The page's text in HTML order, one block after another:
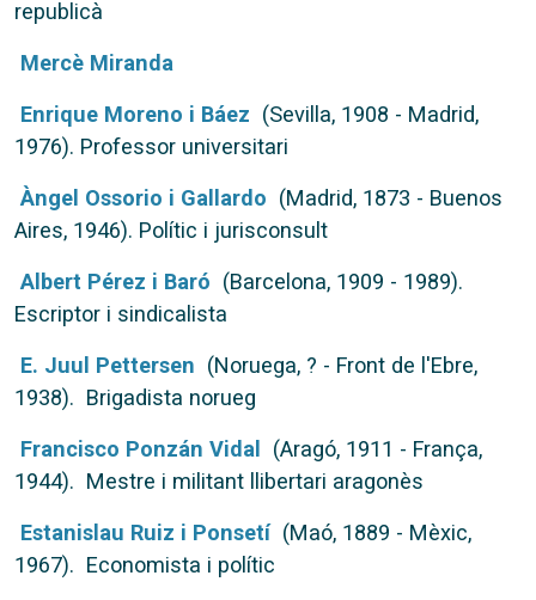
republicà
Mercè Miranda
Enrique Moreno i Báez (Sevilla, 1908 - Madrid,
1976). Professor universitari
Àngel Ossorio i Gallardo (Madrid, 1873 - Buenos
Aires, 1946). Polític i jurisconsult
Albert Pérez i Baró (Barcelona, 1909 - 1989).
Escriptor i sindicalista
E. Juul Pettersen (Noruega, ? - Front de l'Ebre,
1938). Brigadista norueg
Francisco Ponzán Vidal
(Aragó, 1911 - França,
1944). Mestre i militant llibertari aragonès
Estanislau Ruiz i Ponsetí (Maó, 1889 - Mèxic,
1967). Economista i polític